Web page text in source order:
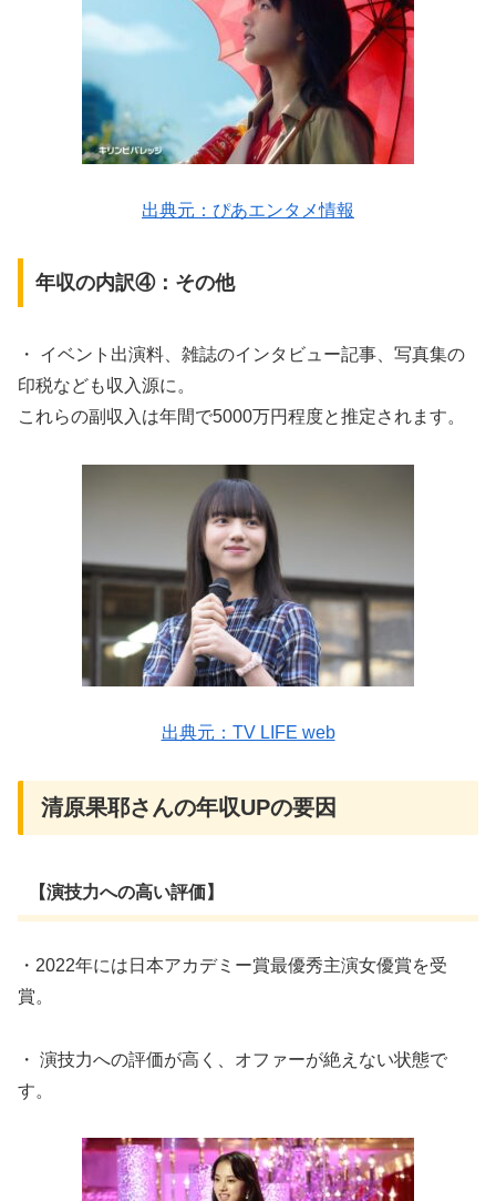
出典元：ぴあエンタメ情報
年収の内訳④：その他
・ イベント出演料、雑誌のインタビュー記事、写真集の
印税なども収入源に。
これらの副収入は年間で5000万円程度と推定されます。
出典元：TV LIFE web
清原果耶さんの年収UPの要因
【演技力への高い評価】
・2022年には日本アカデミー賞最優秀主演女優賞を受
賞。
・ 演技力への評価が高く、オファーが絶えない状態で
す。